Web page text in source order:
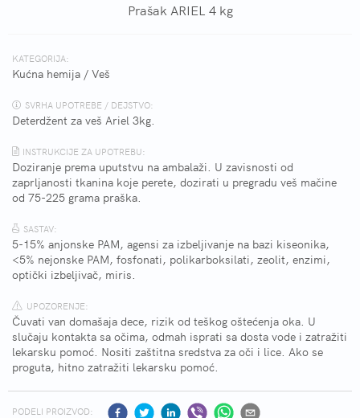
Prašak ARIEL 4 kg
KATEGORIJA:
Kućna hemija / Veš
SVRHA UPOTREBE / DEJSTVO:
Deterdžent za veš Ariel 3kg.
INSTRUKCIJE ZA UPOTREBU:
Doziranje prema uputstvu na ambalaži. U zavisnosti od
zaprljanosti tkanina koje perete, dozirati u pregradu veš mačine
od 75-225 grama praška.
SASTAV:
5-15% anjonske PAM, agensi za izbeljivanje na bazi kiseonika,
<5% nejonske PAM, fosfonati, polikarboksilati, zeolit, enzimi,
optički izbeljivač, miris.
UPOZORENJE:
Čuvati van domašaja dece, rizik od teškog oštećenja oka. U
slučaju kontakta sa očima, odmah isprati sa dosta vode i zatražiti
lekarsku pomoć. Nositi zaštitna sredstva za oči i lice. Ako se
proguta, hitno zatražiti lekarsku pomoć.
PODELI PROIZVOD: